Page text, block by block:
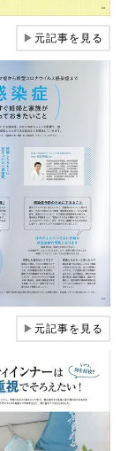
▶元記事を見る
▶元記事を見る